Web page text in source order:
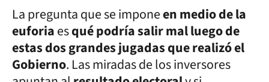
La pregunta que se imponeen medio de la
euforiaesqué podría salir mal luego de
estas dos grandes jugadas que realizó el
Gobierno. Las miradas de los inversores